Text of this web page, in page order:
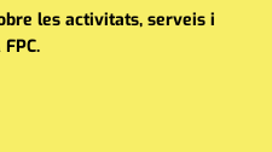
les activitats, serveis i